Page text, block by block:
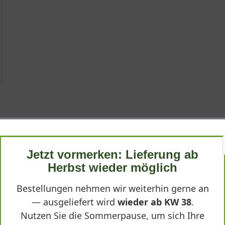
Blue') ist eine bezaubernde, frühlingsblühende Staude,
bereichert. Diese Sorte überzeugt nicht nur durch ihre
saccharata'Smokey Blue' – zählt zu den beliebtesten
Blütezeit reizvolle Akzente. Die Pflanze stammt ursprünglich
'Smokey Blue'"
Jetzt vormerken: Lieferung ab
Herbst wieder möglich
Bestellungen nehmen wir weiterhin gerne an
— ausgeliefert wird wieder ab KW 38.
Nutzen Sie die Sommerpause, um sich Ihre